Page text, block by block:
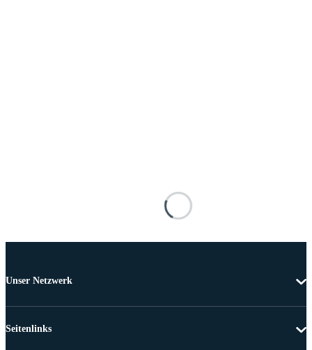
Unser Netzwerk
Seitenlinks